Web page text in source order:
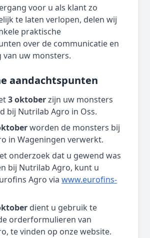
voor u als klant zo
te laten verlopen, delen wij
praktische
over de communicatie en
van uw monsters.
aandachtspunten
3 oktoberzijn uw monsters
bij Nutrilab Agro in Oss.
worden de monsters bij
in Wageningen verwerkt.
onderzoek dat u gewend was
bij Nutrilab Agro, kunt u
Agro via www.eurofins-
dient u gebruik te
orderformulieren van
te vinden op onze website.